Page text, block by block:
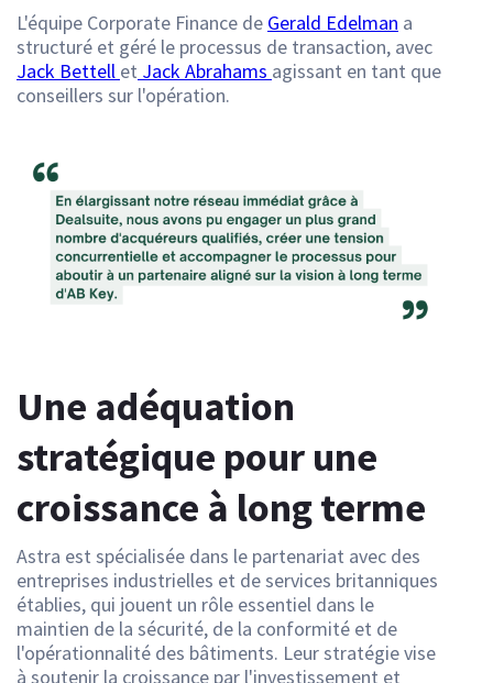
L'équipe Corporate Finance de Gerald Edelman a
structuré et géré le processus de transaction, avec
Jack Bettell et Jack Abrahams agissant en tant que
conseillers sur l'opération.
Une adéquation
stratégique pour une
croissance à long terme
Astra est spécialisée dans le partenariat avec des
entreprises industrielles et de services britanniques
établies, qui jouent un rôle essentiel dans le
maintien de la sécurité, de la conformité et de
l'opérationnalité des bâtiments. Leur stratégie vise
à soutenir la croissance par l'investissement et